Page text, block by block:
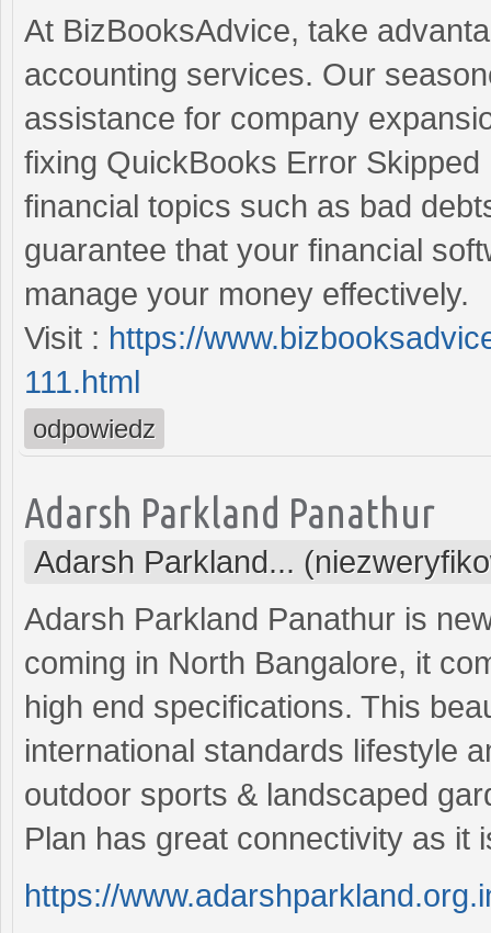
At BizBooksAdvice, take
accounting services. Our
assistance for company
fixing QuickBooks Error
financial topics such as bad
guarantee that your financial
manage your money effectively.
Visit : https://
111.html
odpowiedz
Adarsh Parkland Panathur
Adarsh Parkland...
Adarsh Parkland Panathur is
coming in North Bangalore, it
high end specifications. This
international standards lifestyle
outdoor sports & landscaped
Plan has great connectivity as it
https://